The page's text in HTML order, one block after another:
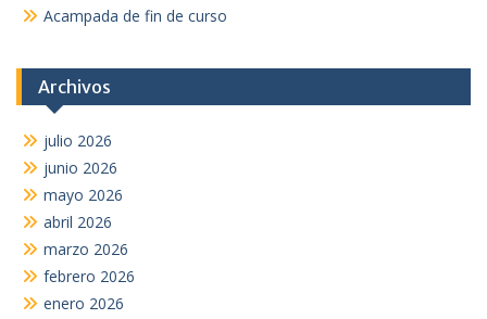
Acampada de fin de curso
Archivos
julio 2026
junio 2026
mayo 2026
abril 2026
marzo 2026
febrero 2026
enero 2026